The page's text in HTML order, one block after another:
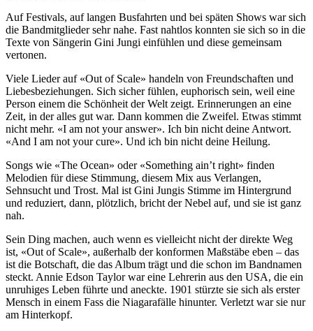
Auf Festivals, auf langen Busfahrten und bei späten Shows war sich
die Bandmitglieder sehr nahe. Fast nahtlos konnten sie sich so in die
Texte von Sängerin Gini Jungi einfühlen und diese gemeinsam
vertonen.
Viele Lieder auf «Out of Scale» handeln von Freundschaften und
Liebesbeziehungen. Sich sicher fühlen, euphorisch sein, weil eine
Person einem die Schönheit der Welt zeigt. Erinnerungen an eine
Zeit, in der alles gut war. Dann kommen die Zweifel. Etwas stimmt
nicht mehr. «I am not your answer». Ich bin nicht deine Antwort.
«And I am not your cure». Und ich bin nicht deine Heilung.
Songs wie «The Ocean» oder «Something ain’t right» finden
Melodien für diese Stimmung, diesem Mix aus Verlangen,
Sehnsucht und Trost. Mal ist Gini Jungis Stimme im Hintergrund
und reduziert, dann, plötzlich, bricht der Nebel auf, und sie ist ganz
nah.
Sein Ding machen, auch wenn es vielleicht nicht der direkte Weg
ist, «Out of Scale», außerhalb der konformen Maßstäbe eben – das
ist die Botschaft, die das Album trägt und die schon im Bandnamen
steckt. Annie Edson Taylor war eine Lehrerin aus den USA, die ein
unruhiges Leben führte und aneckte. 1901 stürzte sie sich als erster
Mensch in einem Fass die Niagarafälle hinunter. Verletzt war sie nur
am Hinterkopf.